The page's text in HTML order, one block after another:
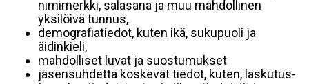
nimimerkki, salasana ja muu mahdollinen
yksilöivä tunnus,
demografiatiedot, kuten ikä, sukupuoli ja
äidinkieli,
mahdolliset luvat ja suostumukset
jäsensuhdetta koskevat tiedot, kuten, laskutus-